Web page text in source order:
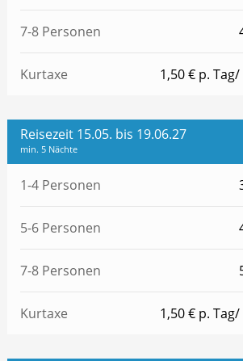
7-8 Personen
Kurtaxe 1,50 € p.
Reisezeit 15.05. bis 19.06.27
min. 5 Nächte
1-4 Personen
5-6 Personen
7-8 Personen
Kurtaxe 1,50 € p.